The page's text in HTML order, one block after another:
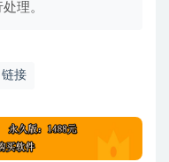
理。
链接